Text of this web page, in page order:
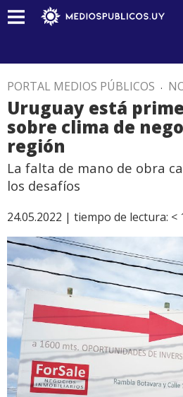
PORTAL MEDIOS PÚBLICOS .
Uruguay está
sobre clima de
región
La falta de mano de obra
los desafíos
24.05.2022 | tiempo de lectura: <